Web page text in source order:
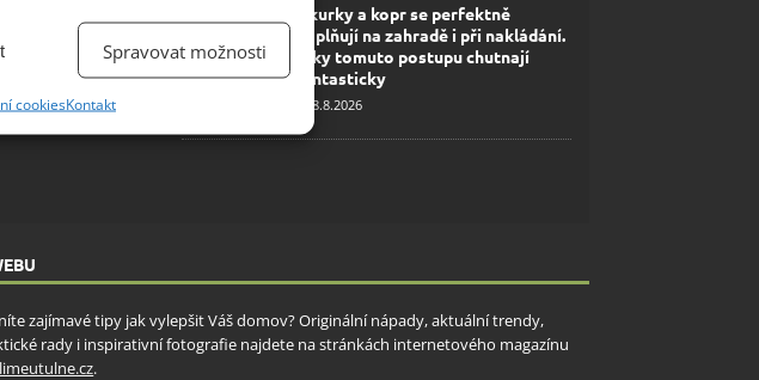
informací.
Spravovat možnosti
cookiesKontakt
Okurky a kopr se perfektně
doplňují na zahradě i při nakládání.
Díky tomuto postupu chutnají
fantasticky
8.8.2026
zajímavé tipy jak vylepšit Váš domov? Originální nápady, aktuální trendy,
rady i inspirativní fotografie najdete na stránkách internetového magazínu
.